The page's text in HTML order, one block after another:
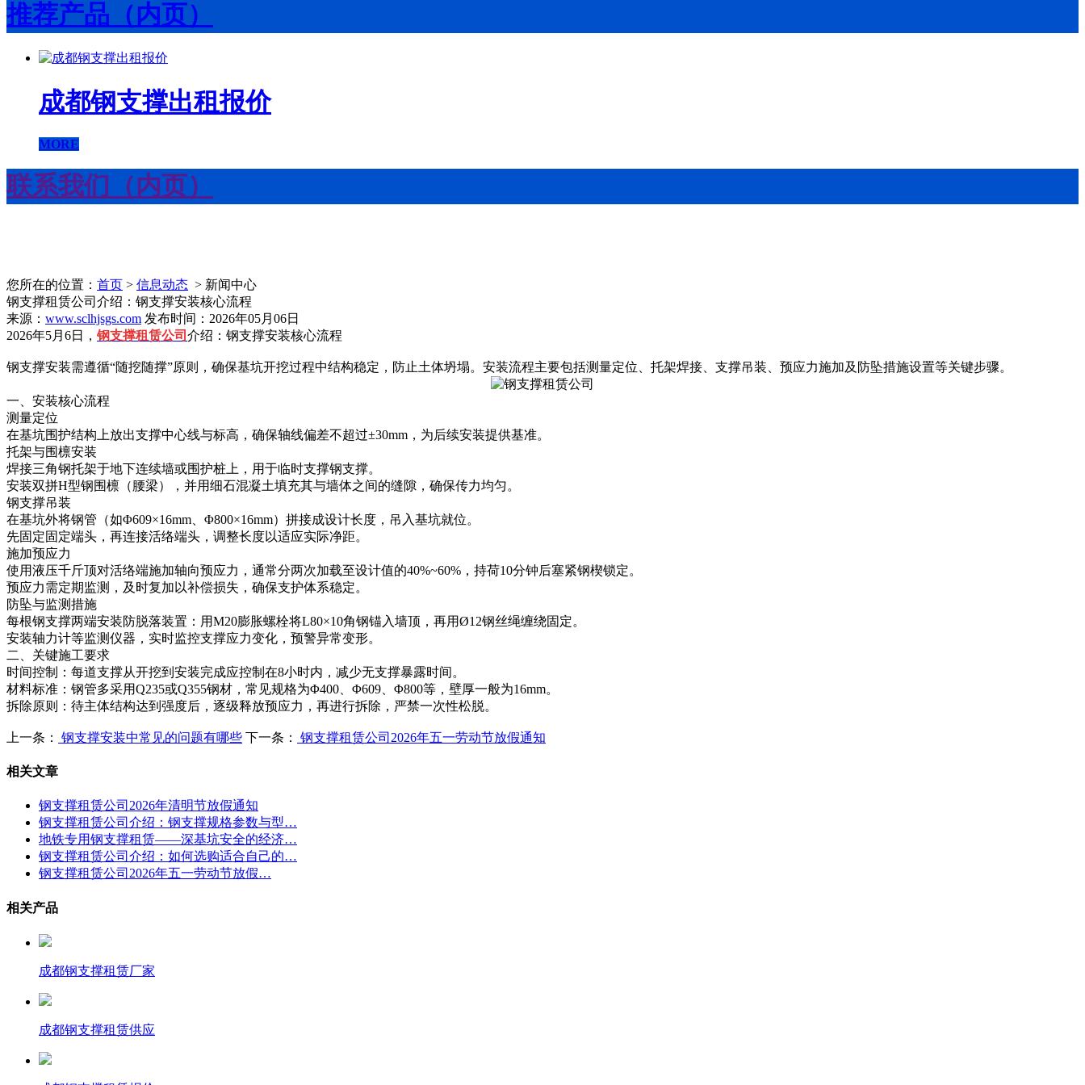
推荐产品（内页）
成都钢支撑出租报价
MORE
联系我们（内页）
您所在的位置： 首页 > 信息动态 > 新闻中心
钢支撑租赁公司介绍：钢支撑安装核心流程
来源： www.sclhjsgs.com 发布时间：2026年05月06日
2026年5月6日， 钢支撑租赁公司 介绍：钢支撑安装核心流程
钢支撑安装需遵循“随挖随撑”原则‌，确保基坑开挖过程中结构稳定，防止土体坍塌。安装流程主要包括测量定位、托架焊接、支撑吊装、预应力施加及防坠措施设置等关键步骤。
一、安装核心流程
测量定位‌
在基坑围护结构上放出支撑中心线与标高，确保轴线偏差不超过‌±30mm‌，为后续安装提供基准。
托架与围檩安装‌
焊接三角钢托架于地下连续墙或围护桩上，用于临时支撑钢支撑。
安装双拼H型钢围檩（腰梁），并用细石混凝土填充其与墙体之间的缝隙，确保传力均匀。
钢支撑吊装‌
在基坑外将钢管（如Φ609×16mm、Φ800×16mm）拼接成设计长度，吊入基坑就位。
先固定‌固定端头‌，再连接‌活络端头‌，调整长度以适应实际净距。
施加预应力‌
使用液压千斤顶对活络端施加轴向预应力，通常分两次加载至设计值的‌40%~60%‌，持荷10分钟后塞紧钢楔锁定。
预应力需定期监测，及时复加以补偿损失，确保支护体系稳定。
防坠与监测措施‌
每根钢支撑两端安装防脱落装置：用M20膨胀螺栓将L80×10角钢锚入墙顶，再用Ø12钢丝绳缠绕固定。
安装轴力计等监测仪器，实时监控支撑应力变化，预警异常变形。
二、关键施工要求
时间控制‌：每道支撑从开挖到安装完成应控制在‌8小时内‌，减少无支撑暴露时间。
材料标准‌：钢管多采用Q235或Q355钢材，常见规格为Φ400、Φ609、Φ800等，壁厚一般为16mm。
拆除原则‌：待主体结构达到强度后，逐级释放预应力，再进行拆除，严禁一次性松脱。
上一条： 钢支撑安装中常见的问题有哪些 下一条： 钢支撑租赁公司2026年五一劳动节放假通知
相关文章
钢支撑租赁公司2026年清明节放假通知
钢支撑租赁公司介绍：钢支撑规格参数与型…
地铁专用钢支撑租赁——深基坑安全的经济…
钢支撑租赁公司介绍：如何选购适合自己的…
钢支撑租赁公司2026年五一劳动节放假…
相关产品
成都钢支撑租赁厂家
成都钢支撑租赁供应